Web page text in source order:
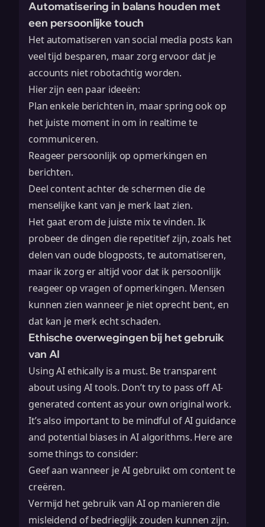
Automatisering in balans houden met
een persoonlijke touch
Het automatiseren van social media posts kan
veel tijd besparen, maar zorg ervoor dat je
accounts niet robotachtig worden.
Hier zijn een paar ideeën:
Plan enkele berichten in, maar spring ook op
het juiste moment in om in realtime te
communiceren.
Reageer persoonlijk op opmerkingen en
berichten.
Deel content achter de schermen die de
menselijke kant van je merk laat zien.
Het gaat erom de juiste mix te vinden. Ik
probeer de dingen die repetitief zijn, zoals het
delen van oude blogposts, te automatiseren,
maar ik zorg er altijd voor dat ik persoonlijk
reageer op vragen of opmerkingen. Mensen
kunnen zien wanneer je niet oprecht bent, en
dat kan je merk echt schaden.
Ethische overwegingen bij het gebruik
van AI
Using AI ethically is a must. Be transparent
about using AI tools. Don’t try to pass off AI-
generated content as your own original work.
It’s also important to be mindful ofAI guidance
and potential biases in AI algorithms. Here are
some things to consider:
Geef aan wanneer je AI gebruikt om content te
creëren.
Vermijd het gebruik van AI op manieren die
misleidend of bedrieglijk zouden kunnen zijn.